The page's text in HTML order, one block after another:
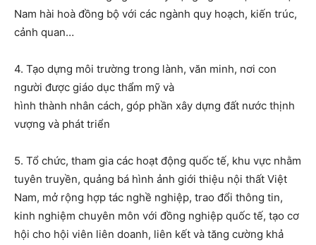
Nam hài hoà đồng bộ với các ngành quy hoạch, kiến trúc,
cảnh quan…
4. Tạo dựng môi trường trong lành, văn minh, nơi con
người được giáo dục thẩm mỹ và
hình thành nhân cách, góp phần xây dựng đất nước thịnh
vượng và phát triển
5. Tổ chức, tham gia các hoạt động quốc tế, khu vực nhằm
tuyên truyền, quảng bá hình ảnh giới thiệu nội thất Việt
Nam, mở rộng hợp tác nghề nghiệp, trao đổi thông tin,
kinh nghiệm chuyên môn với đồng nghiệp quốc tế, tạo cơ
hội cho hội viên liên doanh, liên kết và tăng cường khả